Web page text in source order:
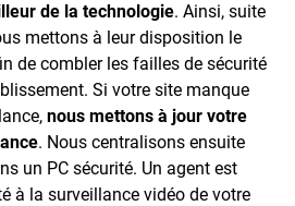
de la technologie. Ainsi, suite
mettons à leur disposition le
de combler les failles de sécurité
Si votre site manque
nous mettons à jour votre
. Nous centralisons ensuite
un PC sécurité. Un agent est
à la surveillance vidéo de votre